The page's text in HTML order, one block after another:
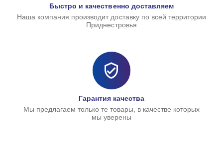
Быстро и качественно доставляем
Наша компания производит доставку по всей территории
Приднестровья
Гарантия качества
Мы предлагаем только те товары, в качестве которых
мы уверены